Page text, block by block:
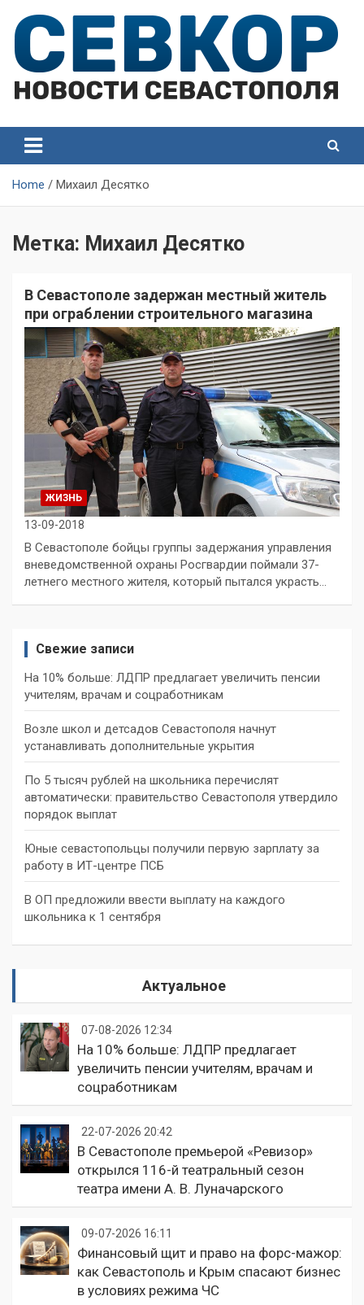
content
Севастополя
Севастополя
Home Михаил Десятко
Метка: Михаил Десятко
В Севастополе задержан местный житель
при ограблении строительного магазина
ЖИЗНЬ
13-09-2018
В Севастополе бойцы группы задержания управления
вневедомственной охраны Росгвардии поймали 37-
летнего местного жителя, который пытался украсть…
Свежие записи
На 10% больше: ЛДПР предлагает увеличить пенсии
учителям, врачам и соцработникам
Возле школ и детсадов Севастополя начнут
устанавливать дополнительные укрытия
По 5 тысяч рублей на школьника перечислят
автоматически: правительство Севастополя утвердило
порядок выплат
Юные севастопольцы получили первую зарплату за
работу в ИТ-центре ПСБ
В ОП предложили ввести выплату на каждого
школьника к 1 сентября
Актуальное
07-08-2026 12:34
На 10% больше: ЛДПР предлагает
увеличить пенсии учителям, врачам и
соцработникам
22-07-2026 20:42
В Севастополе премьерой «Ревизор»
открылся 116-й театральный сезон
театра имени А. В. Луначарского
09-07-2026 16:11
Финансовый щит и право на форс-мажор:
как Севастополь и Крым спасают бизнес
в условиях режима ЧС